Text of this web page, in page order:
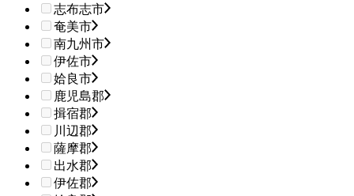
志布志市
奄美市
南九州市
伊佐市
姶良市
鹿児島郡
揖宿郡
川辺郡
薩摩郡
出水郡
伊佐郡